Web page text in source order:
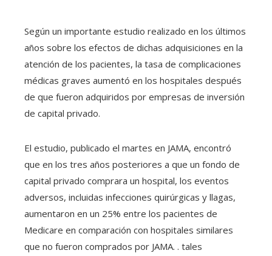
Según un importante estudio realizado en los últimos
años sobre los efectos de dichas adquisiciones en la
atención de los pacientes, la tasa de complicaciones
médicas graves aumentó en los hospitales después
de que fueron adquiridos por empresas de inversión
de capital privado.
El estudio, publicado el martes en JAMA, encontró
que en los tres años posteriores a que un fondo de
capital privado comprara un hospital, los eventos
adversos, incluidas infecciones quirúrgicas y llagas,
aumentaron en un 25% entre los pacientes de
Medicare en comparación con hospitales similares
que no fueron comprados por JAMA. . tales